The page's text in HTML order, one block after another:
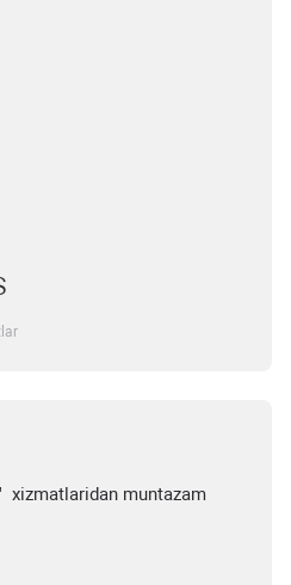
xizmatlaridan muntazam